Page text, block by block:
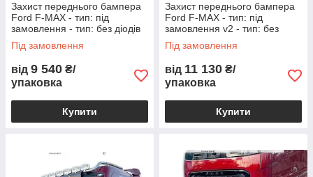
Захист переднього бампера
Ford F-MAX - тип: під
замовлення - тип: без діодів
Під замовлення
від 9 540 ₴/
упаковка
Купити
Захист переднього бампера
Ford F-MAX - тип: під
замовлення v2 - тип: без
діодів
Під замовлення
від 11 130 ₴/
упаковка
Купити